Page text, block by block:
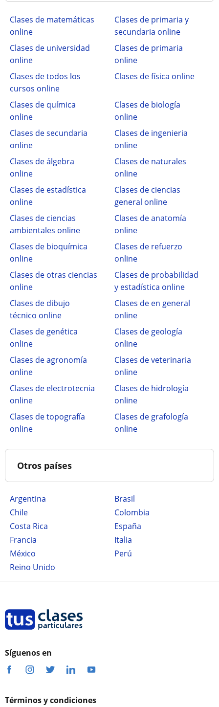
Clases de matemáticas
online
Clases de primaria y
secundaria online
Clases de universidad
online
Clases de primaria
online
Clases de todos los
cursos online
Clases de física online
Clases de química
online
Clases de biología
online
Clases de secundaria
online
Clases de ingenieria
online
Clases de álgebra
online
Clases de naturales
online
Clases de estadística
online
Clases de ciencias
general online
Clases de ciencias
ambientales online
Clases de anatomía
online
Clases de bioquímica
online
Clases de refuerzo
online
Clases de otras ciencias
online
Clases de probabilidad
y estadística online
Clases de dibujo
técnico online
Clases de en general
online
Clases de genética
online
Clases de geología
online
Clases de agronomía
online
Clases de veterinaria
online
Clases de electrotecnia
online
Clases de hidrología
online
Clases de topografía
online
Clases de grafología
online
Otros países
Argentina
Brasil
Chile
Colombia
Costa Rica
España
Francia
Italia
México
Perú
Reino Unido
Síguenos en
Términos y condiciones